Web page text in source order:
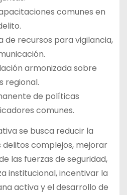
comunes en
de recursos para vigilancia,
armonizada sobre
regional.
de políticas
comunes.
se busca reducir la
delitos complejos, mejorar
las fuerzas de seguridad,
institucional, incentivar la
activa y el desarrollo de